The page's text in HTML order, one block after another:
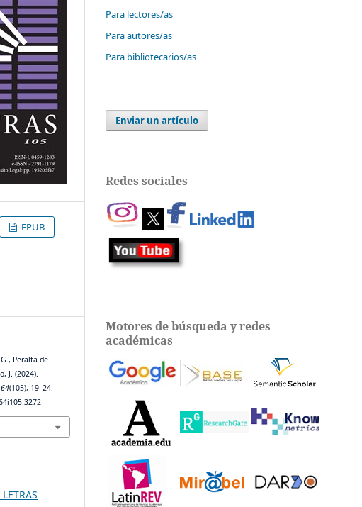
EPUB
Peralta de
J. (2024).
64(105), 19–24.
Para lectores/as
Para autores/as
Para bibliotecarios/as
Enviar un artículo
Redes sociales
Motores de búsqueda y redes
académicas